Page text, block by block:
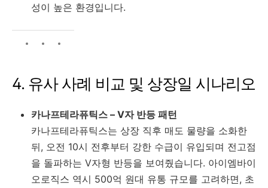
성이 높은 환경입니다.
4. 유사 사례 비교 및 상장일 시나리오
카나프테라퓨틱스 – V자 반등 패턴
카나프테라퓨틱스는 상장 직후 매도 물량을 소화한
뒤, 오전 10시 전후부터 강한 수급이 유입되며 전고점
을 돌파하는 V자형 반등을 보여줬습니다. 아이엠바이
오로직스 역시 500억 원대 유통 규모를 고려하면, 초